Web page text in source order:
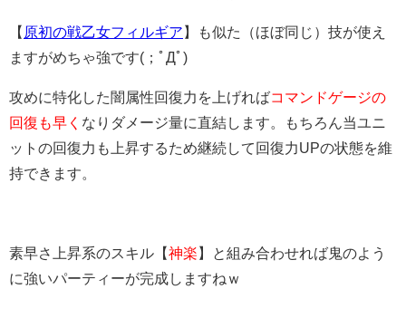
【 原初の戦乙女フィルギア 】も似た（ほぼ同じ）技が使え
ますがめちゃ強です(；ﾟДﾟ)
攻めに特化した闇属性回復力を上げればコマンドゲージの
回復も早く なりダメージ量に直結します。もちろん当ユニ
ットの回復力も上昇するため継続して回復力UPの状態を維
持できます。
素早さ上昇系のスキル【神楽 】と組み合わせれば鬼のよう
に強いパーティーが完成しますねｗ